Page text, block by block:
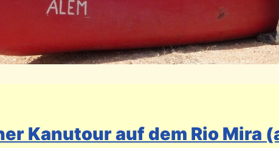
Kanutour auf dem Rio Mira